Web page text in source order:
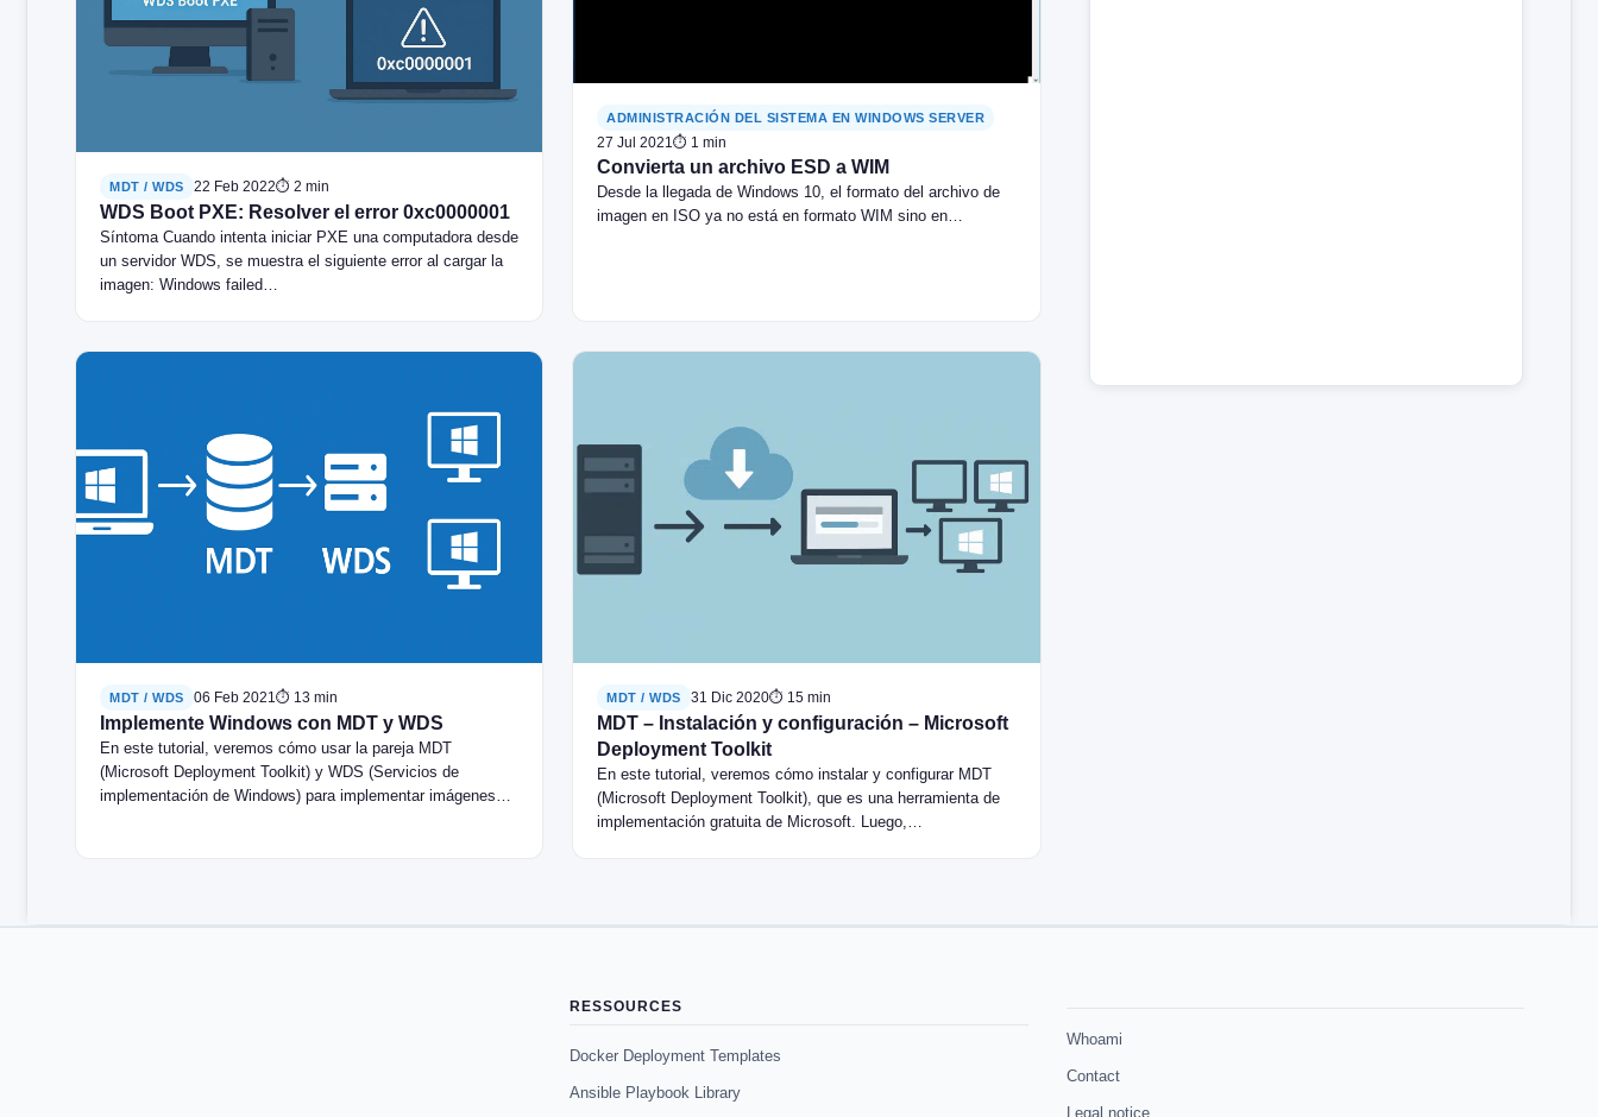
MDT / WDS 22 Feb 2022⏱ 2 min
WDS Boot PXE: Resolver el error 0xc0000001
Síntoma Cuando intenta iniciar PXE una computadora desde
un servidor WDS, se muestra el siguiente error al cargar la
imagen: Windows failed…
ADMINISTRACIÓN DEL SISTEMA EN WINDOWS SERVER
27 Jul 2021⏱ 1 min
Convierta un archivo ESD a WIM
Desde la llegada de Windows 10, el formato del archivo de
imagen en ISO ya no está en formato WIM sino en…
MDT / WDS 06 Feb 2021 ⏱ 13 min
Implemente Windows con MDT y WDS
En este tutorial, veremos cómo usar la pareja MDT
(Microsoft Deployment Toolkit) y WDS (Servicios de
implementación de Windows) para implementar imágenes…
MDT / WDS 31 Dic 2020⏱ 15 min
MDT – Instalación y configuración – Microsoft
Deployment Toolkit
En este tutorial, veremos cómo instalar y configurar MDT
(Microsoft Deployment Toolkit), que es una herramienta de
implementación gratuita de Microsoft. Luego,…
RESSOURCES
Docker Deployment Templates
Ansible Playbook Library
Whoami
Contact
Legal notice